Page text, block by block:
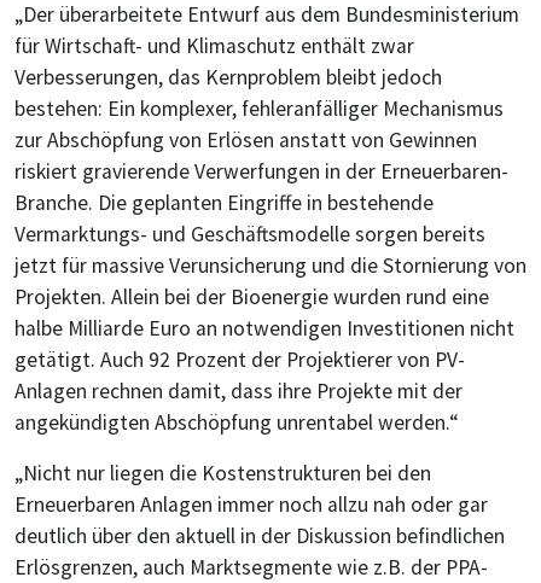
„Der überarbeitete Entwurf aus dem Bundesministerium
für Wirtschaft- und Klimaschutz enthält zwar
Verbesserungen, das Kernproblem bleibt jedoch
bestehen: Ein komplexer, fehleranfälliger Mechanismus
zur Abschöpfung von Erlösen anstatt von Gewinnen
riskiert gravierende Verwerfungen in der Erneuerbaren-
Branche. Die geplanten Eingriffe in bestehende
Vermarktungs- und Geschäftsmodelle sorgen bereits
jetzt für massive Verunsicherung und die Stornierung von
Projekten. Allein bei der Bioenergie wurden rund eine
halbe Milliarde Euro an notwendigen Investitionen nicht
getätigt. Auch 92 Prozent der Projektierer von PV-
Anlagen rechnen damit, dass ihre Projekte mit der
angekündigten Abschöpfung unrentabel werden.“
„Nicht nur liegen die Kostenstrukturen bei den
Erneuerbaren Anlagen immer noch allzu nah oder gar
deutlich über den aktuell in der Diskussion befindlichen
Erlösgrenzen, auch Marktsegmente wie z.B. der PPA-